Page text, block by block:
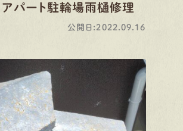
パート駐輪場雨樋修理
公開日:2022.09.16